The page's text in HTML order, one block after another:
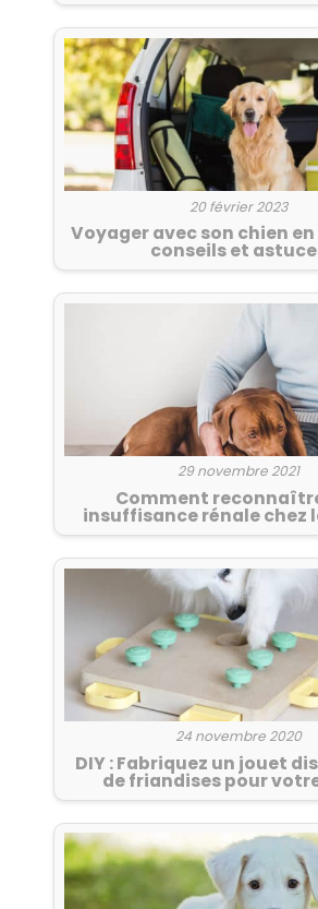
20 février 2023
Voyager avec son chien
conseils et
29 novembre 2021
Comment
insuffisance rénale chez
24 novembre 2020
DIY : Fabriquez un jouet
de friandises pour